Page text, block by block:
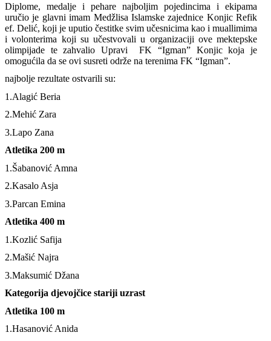
Diplome, medalje i pehare najboljim pojedincima i ekipama
uručio je glavni imam Medžlisa Islamske zajednice Konjic Refik
ef. Delić, koji je uputio čestitke svim učesnicima kao i muallimima
i volonterima koji su učestvovali u organizaciji ove mektepske
olimpijade te zahvalio Upravi FK “Igman” Konjic koja je
omogućila da se ovi susreti održe na terenima FK “Igman”.
najbolje rezultate ostvarili su:
1.Alagić Beria
2.Mehić Zara
3.Lapo Zana
Atletika 200 m
1.Šabanović Amna
2.Kasalo Asja
3.Parcan Emina
Atletika 400 m
1.Kozlić Safija
2.Mašić Najra
3.Maksumić Džana
Kategorija djevojčice stariji uzrast
Atletika 100 m
1.Hasanović Anida